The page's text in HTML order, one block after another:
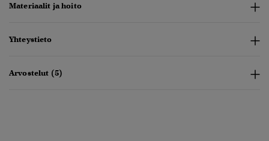
Materiaalit ja hoito
Yhteystieto
Arvostelut (5)